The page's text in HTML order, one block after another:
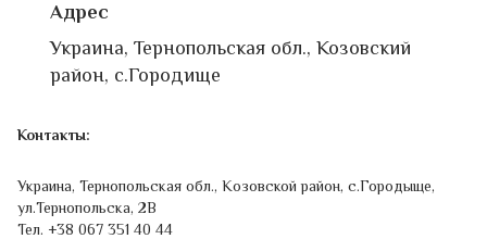
Адрес
Украина, Тернопольская обл., Козовский
район, с.Городище
Контакты:
Украина, Тернопольская обл., Козовской район, с.Городыще,
ул.Тернопольска, 2В
Тел. +38 067 351 40 44